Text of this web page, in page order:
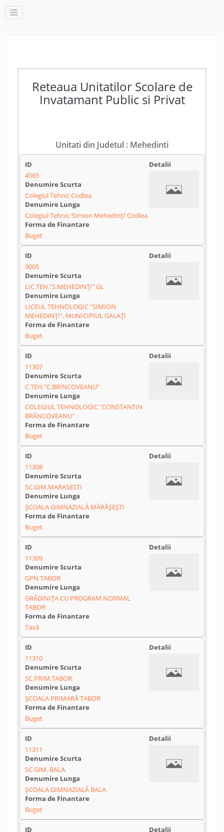
Reteaua Unitatilor Scolare de
Invatamant Public si Privat
Unitati din Judetul : Mehedinti
4565
Colegiul Tehnic Codlea
Colegiul Tehnic ’Simion Mehedinți’ Codlea
Buget
9005
LIC.TEH."S.MEHEDINȚI" GL
LICEUL TEHNOLOGIC "SIMION
MEHEDINȚI", MUNICIPIUL GALAȚI
Buget
11307
C.TEH."C.BRINCOVEANU"
COLEGIUL TEHNOLOGIC "CONSTANTIN
BRÂNCOVEANU"
Buget
11308
SC.GIM.MARASESTI
ȘCOALA GIMNAZIALĂ MĂRĂȘEȘTI
Buget
11309
GPN TABOR
GRĂDINIȚA CU PROGRAM NORMAL
TABOR
Taxă
11310
SC.PRIM.TABOR
ȘCOALA PRIMARĂ TABOR
Buget
11311
SC.GIM. BALA
ȘCOALA GIMNAZIALĂ BALA
Buget